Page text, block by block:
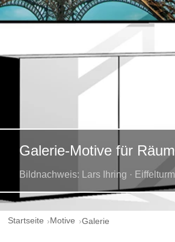
Galerie-Motive für
Bildnachweis: Lars Ihring · Eiffelturm
Startseite Motive Galerie